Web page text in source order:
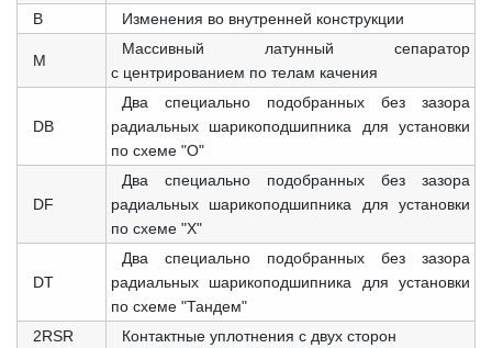
B
Изменения во внутренней конструкции
M
Массивный латунный сепаратор
с центрированием по телам качения
DB
Два специально подобранных без зазора
радиальных шарикоподшипника для установки
по схеме "О"
DF
Два специально подобранных без зазора
радиальных шарикоподшипника для установки
по схеме "X"
DT
Два специально подобранных без зазора
радиальных шарикоподшипника для установки
по схеме "Тандем"
2RSR
Контактные уплотнения с двух сторон